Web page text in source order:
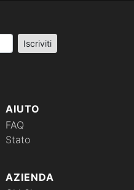
AIUTO
FAQ
Stato
AZIENDA
Iscriviti